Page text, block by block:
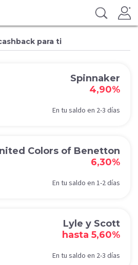
para ti
Spinnaker
4,90%
En tu saldo en 2-3 días
Colors of Benetton
6,30%
En tu saldo en 1-2 días
Lyle y Scott
hasta 5,60%
En tu saldo en 2-3 días